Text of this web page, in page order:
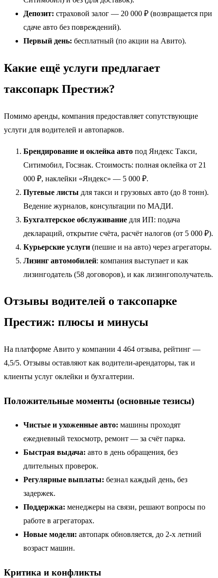
Депозит: страховой залог — 20 000 ₽ (возвращается при
сдаче авто без повреждений).
Первый день: бесплатный (по акции на Авито).
Какие ещё услуги предлагает
таксопарк Престиж?
Помимо аренды, компания предоставляет сопутствующие
услуги для водителей и автопарков.
Брендирование и оклейка авто под Яндекс Такси,
Ситимобил, Госзнак. Стоимость: полная оклейка от 21
000 ₽, наклейки «Яндекс» — 5 000 ₽.
Путевые листы для такси и грузовых авто (до 8 тонн).
Ведение журналов, консультации по МАДИ.
Бухгалтерское обслуживание для ИП: подача
деклараций, открытие счёта, расчёт налогов (от 5 000 ₽).
Курьерские услуги (пешие и на авто) через агрегаторы.
Лизинг автомобилей: компания выступает и как
лизингодатель (58 договоров), и как лизингополучатель.
Отзывы водителей о таксопарке
Престиж: плюсы и минусы
На платформе Авито у компании 4 464 отзыва, рейтинг —
4,5/5. Отзывы оставляют как водители-арендаторы, так и
клиенты услуг оклейки и бухгалтерии.
Положительные моменты (основные тезисы)
Чистые и ухоженные авто: машины проходят
ежедневный техосмотр, ремонт — за счёт парка.
Быстрая выдача: авто в день обращения, без
длительных проверок.
Регулярные выплаты: безнал каждый день, без
задержек.
Поддержка: менеджеры на связи, решают вопросы по
работе в агрегаторах.
Новые модели: автопарк обновляется, до 2-х летний
возраст машин.
Критика и конфликты